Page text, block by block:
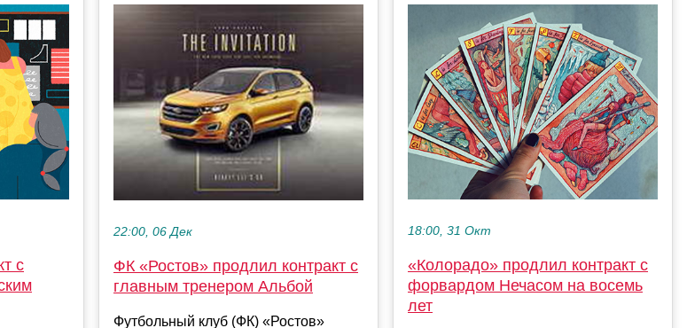
с
22:00, 06 Дек
ФК «Ростов» продлил контракт с
главным тренером Альбой
Футбольный клуб (ФК) «Ростов»
18:00, 31 Окт
«Колорадо» продлил контракт с
форвардом Нечасом на восемь
лет